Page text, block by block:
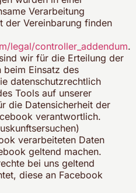
Verarbeitung
der Vereinbarung finden
legal/controller_addendum.
wir für die Erteilung der
beim Einsatz des
datenschutzrechtlich
Tools auf unserer
die Datensicherheit der
verantwortlich.
verarbeiteten Daten
geltend machen.
bei uns geltend
diese an Facebook